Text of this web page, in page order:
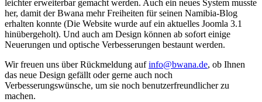
leichter erweiterbar gemacht werden. Auch ein neues System musste
her, damit der Bwana mehr Freiheiten für seinen Namibia-Blog
erhalten konnte (Die Website wurde auf ein aktuelles Joomla 3.1
hinübergeholt). Und auch am Design können ab sofort einige
Neuerungen und optische Verbesserungen bestaunt werden.
Wir freuen uns über Rückmeldung aufinfo@bwana.de, ob Ihnen
das neue Design gefällt oder gerne auch noch
Verbesserungswünsche, um sie noch benutzerfreundlicher zu
machen.